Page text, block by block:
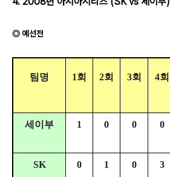
◎ 예선전
팀명 1회 2회 3회 4회
세이부 1 0 0 0
SK 0 1 0 3